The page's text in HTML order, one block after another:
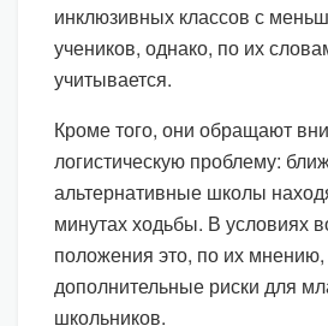
инклюзивных классов с
учеников, однако, по их
учитывается.
Кроме того, они обращают
логистическую проблему:
альтернативные школы
минутах ходьбы. В условиях
положения это, по их мнению,
дополнительные риски для
школьников.